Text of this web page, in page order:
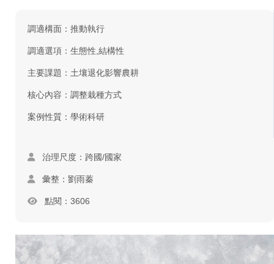
調適構面：推動執行
調適選項：生態性,結構性
主要課題：土壤退化影響農耕
核心內容：調整栽種方式
案例性質：學術科研
治理尺度：跨國/國家
彙整：劉雨蓁
點閱：3606